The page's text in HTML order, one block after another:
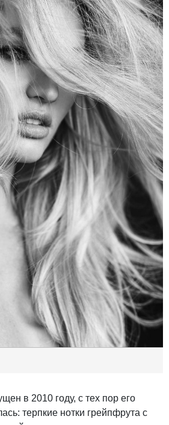
в 2010 году, с тех пор его
терпкие нотки грейпфрута с